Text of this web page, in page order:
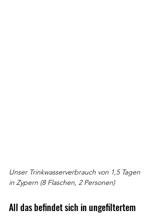
Unser Trinkwasserverbrauch von 1,5 Tagen
in Zypern (8 Flaschen, 2 Personen)
All das befindet sich in ungefiltertem